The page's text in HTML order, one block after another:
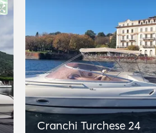
Cranchi Turchese 24